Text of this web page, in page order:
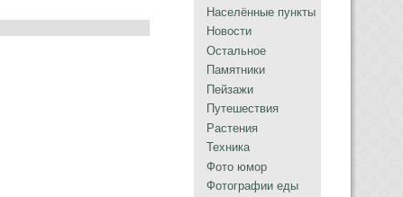
Населённые пункты
Новости
Остальное
Памятники
Пейзажи
Путешествия
Растения
Техника
Фото юмор
Фотографии еды